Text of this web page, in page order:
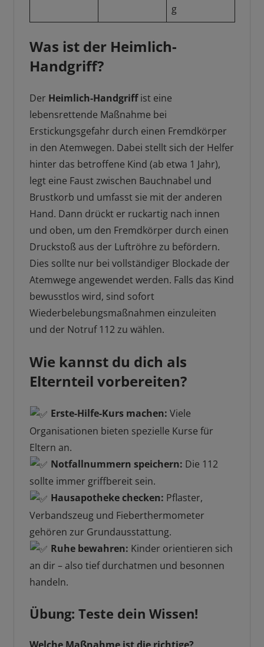
g
Was ist der Heimlich-
Handgriff?
Der Heimlich-Handgriffist eine
lebensrettende Maßnahme bei
Erstickungsgefahr durch einen Fremdkörper
in den Atemwegen. Dabei stellt sich der Helfer
hinter das betroffene Kind (ab etwa 1 Jahr),
legt eine Faust zwischen Bauchnabel und
Brustkorb und umfasst sie mit der anderen
Hand. Dann drückt er ruckartig nach innen
und oben, um den Fremdkörper durch einen
Druckstoß aus der Luftröhre zu befördern.
Dies sollte nur bei vollständiger Blockade der
Atemwege angewendet werden. Falls das Kind
bewusstlos wird, sind sofort
Wiederbelebungsmaßnahmen einzuleiten
und der Notruf 112 zu wählen.
Wie kannst du dich als
Elternteil vorbereiten?
Erste-Hilfe-Kurs machen: Viele
Organisationen bieten spezielle Kurse für
Eltern an.
Notfallnummern speichern: Die 112
sollte immer griffbereit sein.
Hausapotheke checken: Pflaster,
Verbandszeug und Fieberthermometer
gehören zur Grundausstattung.
Ruhe bewahren: Kinder orientieren sich
an dir – also tief durchatmen und besonnen
handeln.
Übung: Teste dein Wissen!